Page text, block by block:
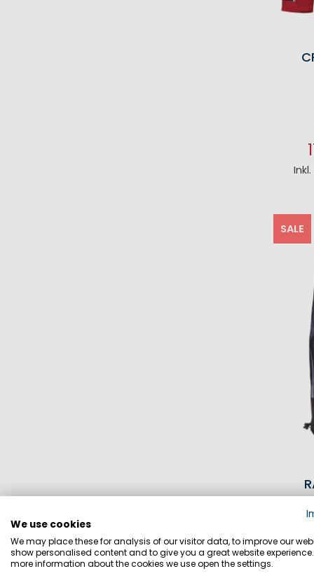
SALE
We use cookies
We may place these for analysis of our visitor data, to improve our
show personalised content and to give you a great website experience.
more information about the cookies we use open the settings.